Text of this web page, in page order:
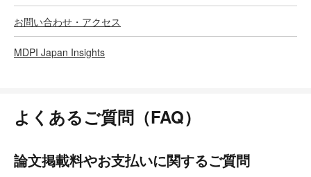
お問い合わせ・アクセス
MDPI Japan Insights
よくあるご質問（FAQ）
論文掲載料やお支払いに関するご質問